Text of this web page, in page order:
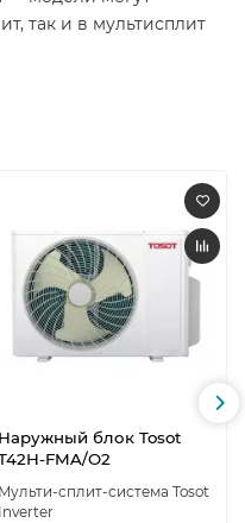
так и в мультисплит
Наружный блок Tosot
FMA/O2
Мульти-сплит-система Tosot
Inverter